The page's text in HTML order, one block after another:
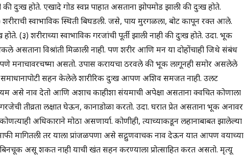
दुःख होते. एखादे गोड स्वप्न पाहात असताना झोपमोड झाली की दुःख होते.
स्वाभाविक स्थिती बिघडली. जसे, पाय मुरगळला, बोट कापून रक्त आले.
(३) शरीराच्या स्वाभाविक गरजांची पूर्ती झाली नाही की दुःख होते. उदा. भूक
असताना विश्रांती मिळाली नाही. पण शरीर आणि मन या दोहोंचाही जिथे संबंध
मनाचावरचष्मा असतो. उपास करायचा ठरवले की भूक लागूनही समोर असलेले
सहन केलेले शारीरिक दुःख आपण अशिव समजत नाही. उलट
असे नाव देतो आणि अशाच काहीशा संयमाची अपेक्षा असताना क्वचित कोणाला
तीव्रता लक्षात घेऊन, कानाडोळा करतो. उदा. घरात प्रेत असताना भूक अनावर
अधिकाराने मोठा असणार्या. कोणीही, त्याच्याकडून लहानाबाबत झालेल्या
मागितली तर याला प्रांजळपणा असे सद्गुणवाचक नाव देऊन यात आपण वयाच्या
असू शकत नाही याची खंत सहन करण्याला प्रोत्साहित करत असतो. मृत्यू